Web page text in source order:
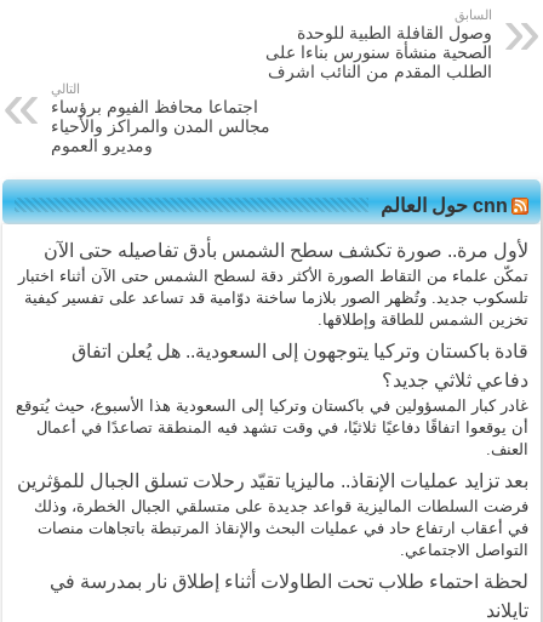
السابق
وصول القافلة الطبية للوحدة
الصحية منشأة سنورس بناءا على
الطلب المقدم من النائب اشرف
التالي
اجتماعا محافظ الفيوم برؤساء
مجالس المدن والمراكز والأحياء
ومديرو العموم
cnn حول العالم
لأول مرة.. صورة تكشف سطح الشمس بأدق تفاصيله حتى الآن
تمكّن علماء من التقاط الصورة الأكثر دقة لسطح الشمس حتى الآن أثناء اختبار
تلسكوب جديد. وتُظهر الصور بلازما ساخنة دوّامية قد تساعد على تفسير كيفية
تخزين الشمس للطاقة وإطلاقها.
قادة باكستان وتركيا يتوجهون إلى السعودية.. هل يُعلن اتفاق
دفاعي ثلاثي جديد؟
غادر كبار المسؤولين في باكستان وتركيا إلى السعودية هذا الأسبوع، حيث يُتوقع
أن يوقعوا اتفاقًا دفاعيًا ثلاثيًا، في وقت تشهد فيه المنطقة تصاعدًا في أعمال
العنف.
بعد تزايد عمليات الإنقاذ.. ماليزيا تقيّد رحلات تسلق الجبال للمؤثرين
فرضت السلطات الماليزية قواعد جديدة على متسلقي الجبال الخطرة، وذلك
في أعقاب ارتفاع حاد في عمليات البحث والإنقاذ المرتبطة باتجاهات منصات
التواصل الاجتماعي.
لحظة احتماء طلاب تحت الطاولات أثناء إطلاق نار بمدرسة في
تايلاند